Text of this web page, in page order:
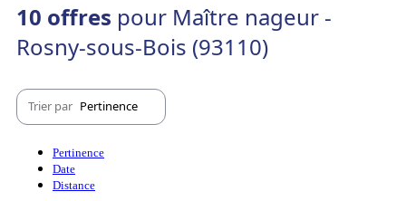
10 offres pour Maître nageur -
Rosny-sous-Bois (93110)
Trier par Pertinence
Pertinence
Date
Distance